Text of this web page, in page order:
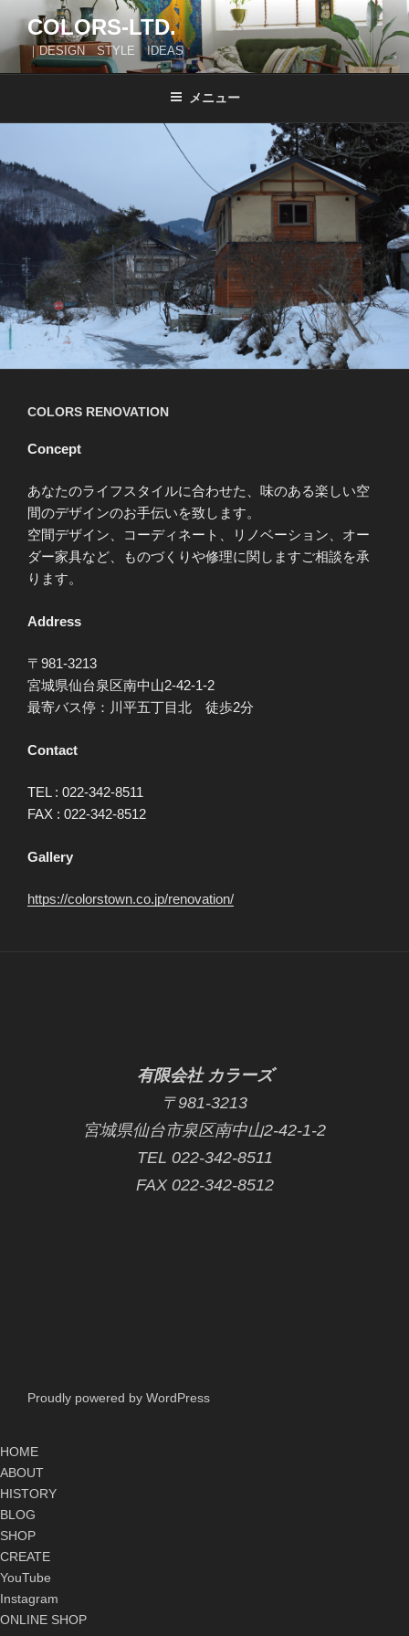
テ
ン
キ
ッ
プ
COLORS-LTD.
｜DESIGN STYLE IDEAS
メニュー
COLORS RENOVATION
Concept
あなたのライフスタイルに合わせた、味のある楽しい空
間のデザインのお手伝いを致します。
空間デザイン、コーディネート、リノベーション、オー
ダー家具など、ものづくりや修理に関しますご相談を承
ります。
Address
〒981-3213
宮城県仙台泉区南中山2-42-1-2
最寄バス停：川平五丁目北 徒歩2分
Contact
TEL : 022-342-8511
FAX : 022-342-8512
Gallery
https://colorstown.co.jp/renovation/
有限会社 カラーズ
〒981-3213
宮城県仙台市泉区南中山2-42-1-2
TEL 022-342-8511
FAX 022-342-8512
Proudly powered by WordPress
HOME
ABOUT
HISTORY
BLOG
SHOP
CREATE
YouTube
Instagram
ONLINE SHOP